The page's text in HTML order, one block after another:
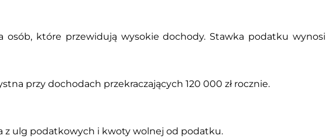
które przewidują wysokie dochody. Stawka podatku wynosi
przy dochodach przekraczających 120 000 zł rocznie.
z ulg podatkowych i kwoty wolnej od podatku.